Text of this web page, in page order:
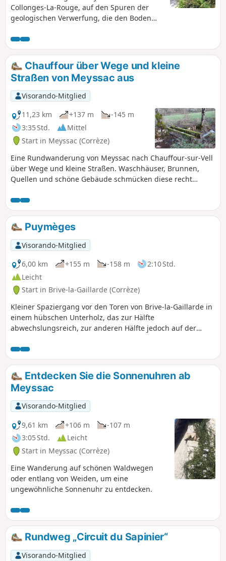
Collonges-La-Rouge, auf den Spuren der
geologischen Verwerfung, die den Boden
Norden und weiße Kalksteinfelsen im Süden
laden zu einer Pause auf dem Chaise du
Diable ein, bevor Sie wieder ins Tal
hinabsteigen.
Chauffour über Wege und kleine
Straßen von Meyssac aus
Visorando-Mitglied
11,23 km
+137 m
-145 m
3:35 Std.
Mittel
Start in Meyssac (Corrèze)
Eine Rundwanderung von Meyssac nach Chauffour-sur-Vell
über Wege und kleine Straßen. Waschhäuser, Brunnen,
Quellen und schöne Gebäude schmücken diese recht
Puymèges
Visorando-Mitglied
6,00 km
+155 m -158 m
2:10 Std.
Leicht
Start in Brive-la-Gaillarde (Corrèze)
Kleiner Spaziergang vor den Toren von Brive-la-Gaillarde in
einem hübschen Unterholz, das zur Hälfte
abwechslungsreich, zur anderen Hälfte jedoch auf der
Entdecken Sie die Sonnenuhren ab
Meyssac
Visorando-Mitglied
9,61 km
+106 m
-107 m
3:05 Std.
Leicht
Start in Meyssac (Corrèze)
Eine Wanderung auf schönen Waldwegen
oder entlang von Weiden, um eine
ungewöhnliche Sonnenuhr zu entdecken.
Rundweg „Circuit du Sapinier“
Visorando-Mitglied